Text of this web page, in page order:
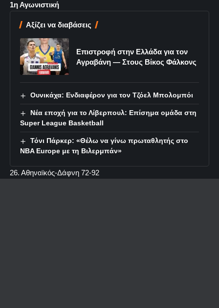
1η Αγωνιστική
Αξίζει να διαβάσεις
Επιστροφή στην Ελλάδα για τον
Αγραβάνη — Στους Βίκος Φάλκονς
Ουνικάχα: Ενδιαφέρον για τον Τζόελ Μπολομπόι
Νέα εποχή για το Λίβερπουλ: Επίσημα ομάδα στη
Super League Basketball
Τόνι Πάρκερ: «Θέλω να γίνω πρωταθλητής στο
NBA Europe με τη Βιλερμπάν»
26. Αθηναϊκός-Δάφνη 72-92